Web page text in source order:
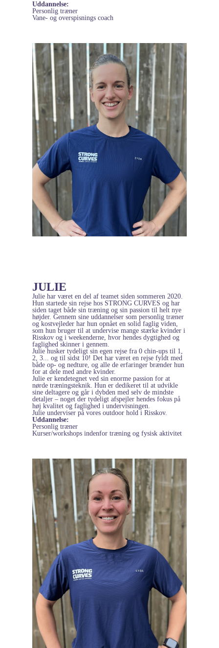
Uddannelse:
Personlig træner
Vane- og overspisnings coach
JULIE
Julie har været en del af teamet siden sommeren 2020.
Hun startede sin rejse hos STRONG CURVES og har
siden taget både sin træning og sin passion til helt nye
højder. Gennem sine uddannelser som personlig træner
og kostvejleder har hun opnået en solid faglig viden,
som hun bruger til at undervise mange stærke kvinder i
Risskov og i weekenderne, hvor hendes dygtighed og
faglighed skinner i gennem.
Julie husker tydeligt sin egen rejse fra 0 chin-ups til 1,
2, 3... og til sidst 10! Det har været en rejse fyldt med
både op- og nedture, og alle de erfaringer brænder hun
for at dele med andre kvinder.
Julie er kendetegnet ved sin enorme passion for at
nørde træningsteknik. Hun er dedikeret til at udvikle
sine deltagere og går i dybden med selv de mindste
detaljer – noget der tydeligt afspejler hendes fokus på
høj kvalitet og faglighed i undervisningen.
Julie underviser på vores outdoor hold i Risskov.
Uddannelse:
Personlig træner
Kurser/workshops indenfor træning og fysisk aktivitet